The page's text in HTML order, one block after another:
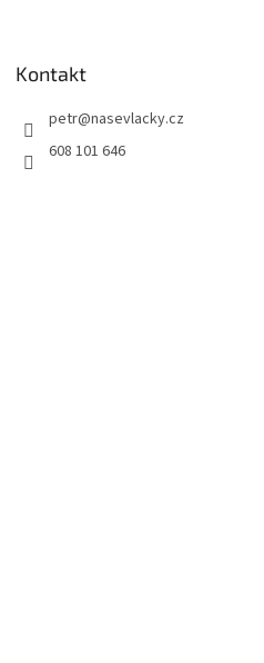
Kontakt
petr@nasevlacky.cz
608 101 646